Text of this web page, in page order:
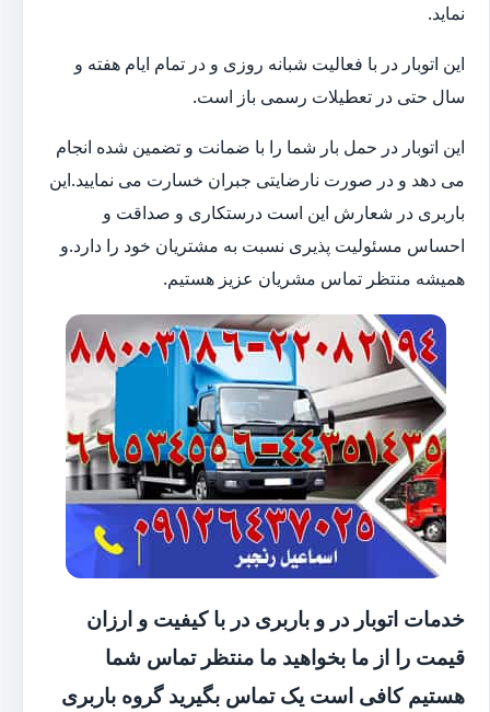
نماید.
این اتوبار در با فعالیت شبانه روزی و در تمام ایام هفته و
سال حتی در تعطیلات رسمی باز است.
این اتوبار در حمل بار شما را با ضمانت و تضمین شده انجام
می دهد و در صورت نارضایتی جبران خسارت می نمایید.این
باربری در شعارش این است درستکاری و صداقت و
احساس مسئولیت پذیری نسبت به مشتریان خود را دارد.و
همیشه منتظر تماس مشریان عزیز هستیم.
خدمات اتوبار در و باربری در با کیفیت و ارزان
قیمت را از ما بخواهید ما منتظر تماس شما
هستیم کافی است یک تماس بگیرید گروه باربری